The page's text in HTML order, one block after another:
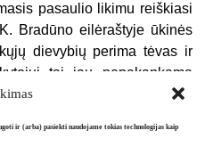
ir (arba) pasiekti naudojame tokias technologijas kaip
pasaulio likimu reiškiasi
Bradūno eilėraštyje ūkinės
dievybių perima tėvas ir
tai jau nepakankama
ugnį nušviestų
žodis – „Stalo lentos tegu